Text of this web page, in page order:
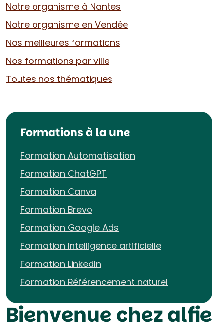
Notre organisme à Nantes
Notre organisme en Vendée
Nos meilleures formations
Nos formations par ville
Toutes nos thématiques
Formations à la une
Formation Automatisation
Formation ChatGPT
Formation Canva
Formation Brevo
Formation Google Ads
Formation Intelligence artificielle
Formation LinkedIn
Formation Référencement naturel
Bienvenue chez alfie